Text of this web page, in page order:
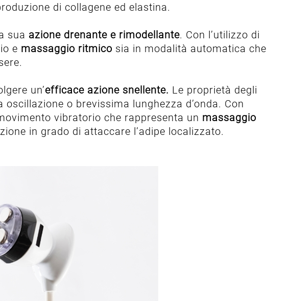
di collagene ed elastina.
sua azione drenante e rimodellante. Con l’utilizzo di
e massaggio ritmicosia in modalità automatica che
un’efficace azione snellente. Le proprietà degli
o brevissima lunghezza d’onda. Con
vibratorio che rappresenta un massaggio
in grado di attaccare l’adipe localizzato.